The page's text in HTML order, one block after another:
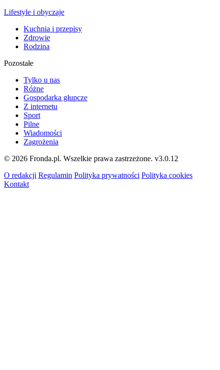
Lifestyle i obyczaje
Kuchnia i przepisy
Zdrowie
Rodzina
Pozostałe
Tylko u nas
Różne
Gospodarka głupcze
Z internetu
Sport
Pilne
Wiadomości
Zagrożenia
© 2026 Fronda.pl. Wszelkie prawa zastrzeżone. v3.0.12
O redakcji Regulamin Polityka prywatności Polityka cookies
Kontakt